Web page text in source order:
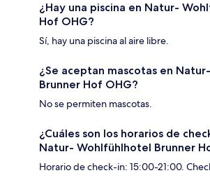
¿Hay una piscina en Natur-
Hof OHG?
Sí, hay una piscina al aire libre.
¿Se aceptan mascotas en
Brunner Hof OHG?
No se permiten mascotas.
¿Cuáles son los horarios de
Natur- Wohlfühlhotel Brunner
Horario de check-in: 15:00-21:00.